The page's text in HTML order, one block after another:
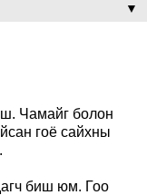
▼
Чамайг болон
гоё сайхны
биш юм. Гоо